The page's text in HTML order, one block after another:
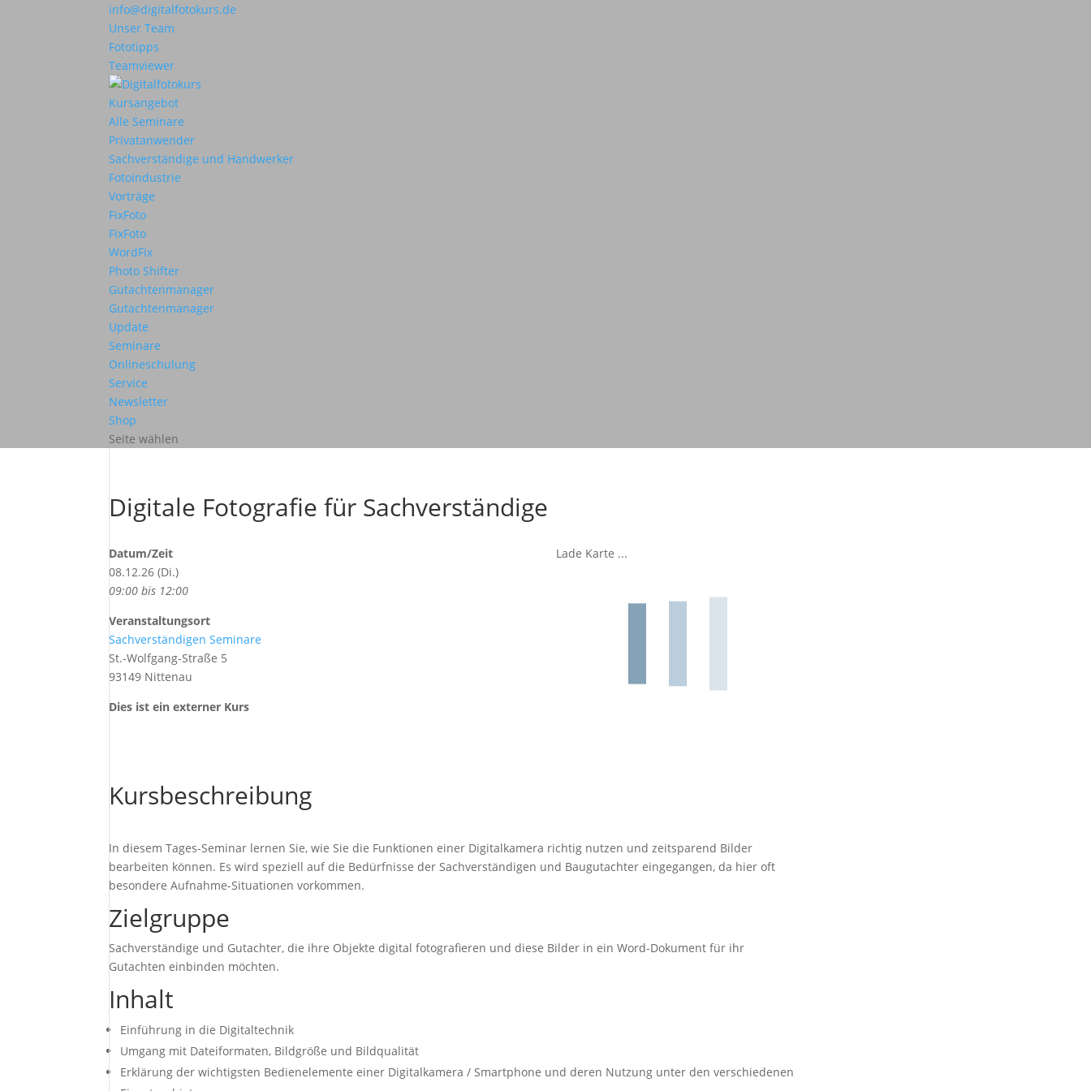
info@digitalfotokurs.de
Unser Team
Fototipps
Teamviewer
Kursangebot
Alle Seminare
Privatanwender
Sachverständige und Handwerker
Fotoindustrie
Vorträge
FixFoto
FixFoto
WordFix
Photo Shifter
Gutachtenmanager
Gutachtenmanager
Update
Seminare
Onlineschulung
Service
Newsletter
Shop
Seite wählen
Digitale Fotografie für Sachverständige
Datum/Zeit
08.12.26 (Di.)
09:00 bis 12:00
Veranstaltungsort
Sachverständigen Seminare
St.-Wolfgang-Straße 5
93149 Nittenau
Dies ist ein externer Kurs
Lade Karte ...
Kursbeschreibung
In diesem Tages-Seminar lernen Sie, wie Sie die Funktionen einer Digitalkamera richtig nutzen und zeitsparend Bilder
bearbeiten können. Es wird speziell auf die Bedürfnisse der Sachverständigen und Baugutachter eingegangen, da hier oft
besondere Aufnahme-Situationen vorkommen.
Zielgruppe
Sachverständige und Gutachter, die ihre Objekte digital fotografieren und diese Bilder in ein Word-Dokument für ihr
Gutachten einbinden möchten.
Inhalt
Einführung in die Digitaltechnik
Umgang mit Dateiformaten, Bildgröße und Bildqualität
Erklärung der wichtigsten Bedienelemente einer Digitalkamera / Smartphone und deren Nutzung unter den verschiedenen